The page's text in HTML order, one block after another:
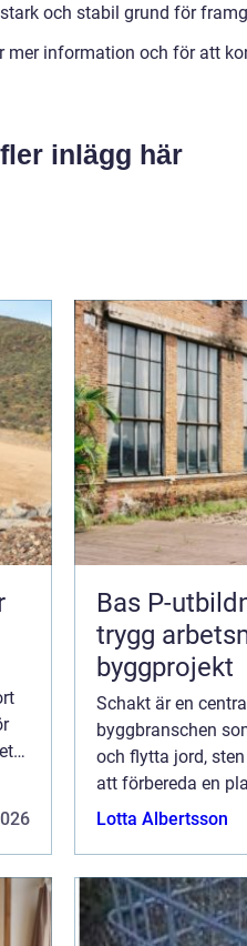
och stabil grund för
mer information och för att
inlägg här
Bas P-
trygg
byggprojekt
Schakt är en
byggbranschen
och flytta jord,
att förbereda en
är en kritisk fas
Lotta Albertsson